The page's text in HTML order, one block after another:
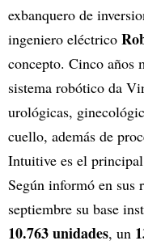
exbanquero de
ingeniero eléctrico
concepto. Cinco años
sistema robótico da
urológicas,
cuello, además de
Intuitive es el
Según informó en sus
septiembre su base
10.763 unidades, un